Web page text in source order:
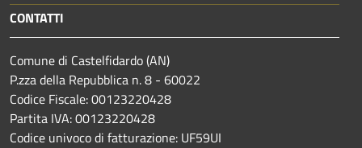
CONTATTI
Comune di Castelfidardo (AN)
P.zza della Repubblica n. 8 - 60022
Codice Fiscale: 00123220428
Partita IVA: 00123220428
Codice univoco di fatturazione: UF59UI